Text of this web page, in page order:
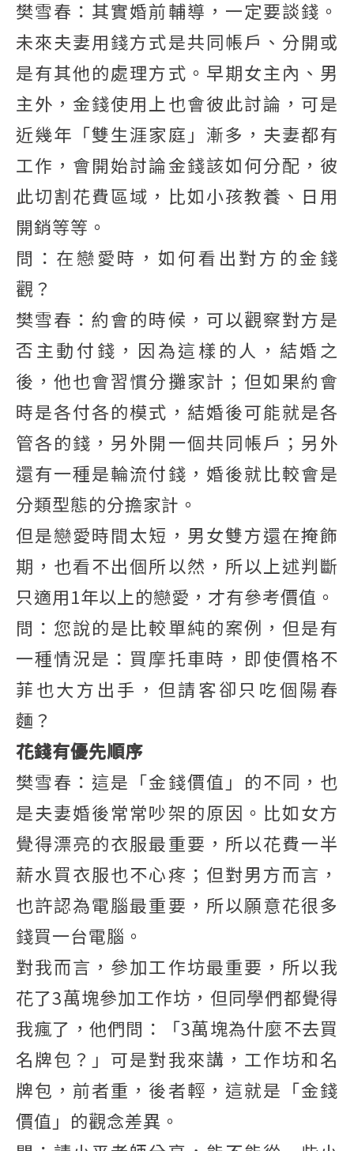
樊雪春：其實婚前輔導，一定要談錢。
未來夫妻用錢方式是共同帳戶、分開或
是有其他的處理方式。早期女主內、男
主外，金錢使用上也會彼此討論，可是
近幾年「雙生涯家庭」漸多，夫妻都有
工作，會開始討論金錢該如何分配，彼
此切割花費區域，比如小孩教養、日用
開銷等等。
問：在戀愛時，如何看出對方的金錢
觀？
樊雪春：約會的時候，可以觀察對方是
否主動付錢，因為這樣的人，結婚之
後，他也會習慣分攤家計；但如果約會
時是各付各的模式，結婚後可能就是各
管各的錢，另外開一個共同帳戶；另外
還有一種是輪流付錢，婚後就比較會是
分類型態的分擔家計。
但是戀愛時間太短，男女雙方還在掩飾
期，也看不出個所以然，所以上述判斷
只適用1年以上的戀愛，才有參考價值。
問：您說的是比較單純的案例，但是有
一種情況是：買摩托車時，即使價格不
菲也大方出手，但請客卻只吃個陽春
麵？
花錢有優先順序
樊雪春：這是「金錢價值」的不同，也
是夫妻婚後常常吵架的原因。比如女方
覺得漂亮的衣服最重要，所以花費一半
薪水買衣服也不心疼；但對男方而言，
也許認為電腦最重要，所以願意花很多
錢買一台電腦。
對我而言，參加工作坊最重要，所以我
花了3萬塊參加工作坊，但同學們都覺得
我瘋了，他們問：「3萬塊為什麼不去買
名牌包？」可是對我來講，工作坊和名
牌包，前者重，後者輕，這就是「金錢
價值」的觀念差異。